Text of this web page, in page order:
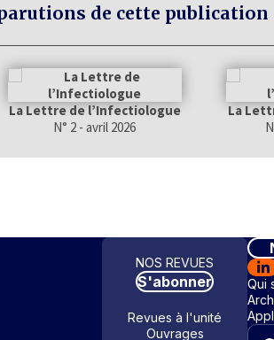
de cette publication
La Lettre de l’Infectiologue
N° 2 - avril 2026
La
NOS REVUES
S'abonner
Revues à l'unité
Ouvrages
Qui